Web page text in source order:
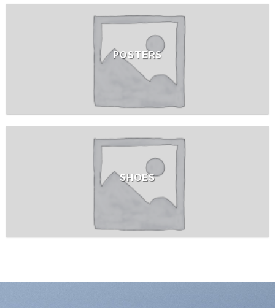
POSTERS
SHOES